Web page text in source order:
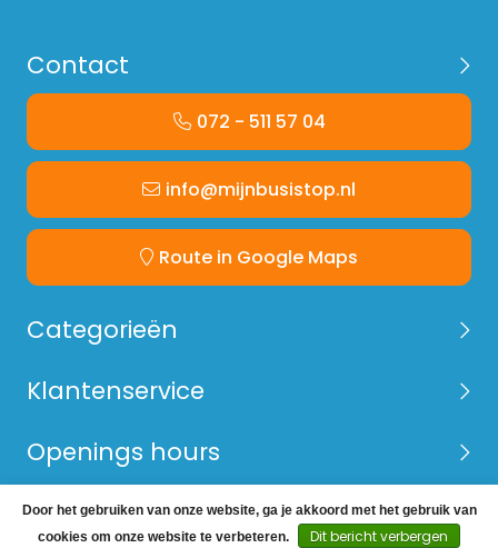
Contact
072 - 511 57 04
info@mijnbusistop.nl
Route in Google Maps
Categorieën
Klantenservice
Openings hours
© Copyright 2026 Mijn Bus is Top -Webshop laten
Door het gebruiken van onze website, ga je akkoord met het gebruik van
cookies om onze website te verbeteren.
Dit bericht verbergen